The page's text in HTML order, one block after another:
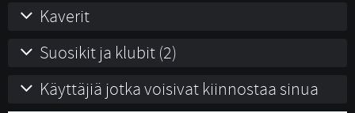
Kaverit
Suosikit ja klubit (2)
Käyttäjiä jotka voisivat kiinnostaa sinua